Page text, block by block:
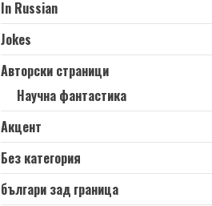
In Russian
Jokes
Авторски страници
Научна фантастика
Акцент
Без категория
българи зад граница